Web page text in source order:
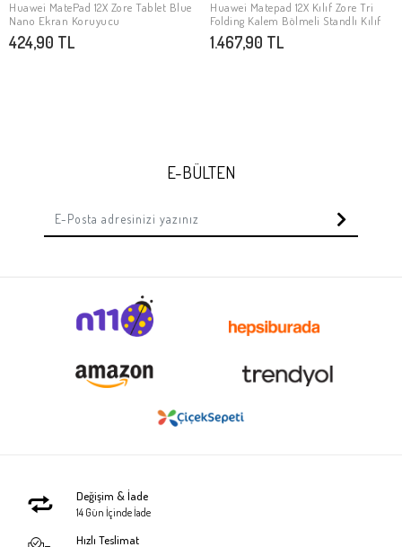
SEPETE EKLE
Huawei MatePad 12X Zore Tablet Blue
Nano Ekran Koruyucu
424,90 TL
SEPETE EKLE
Huawei Matepad 12X Kılıf Zore Tri
Folding Kalem Bölmeli Standlı Kılıf
1.467,90 TL
E-BÜLTEN
Değişim & İade
14 Gün İçinde İade
Hızlı Teslimat